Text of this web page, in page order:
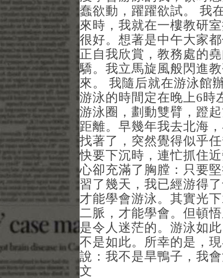
蠢欲動，躍躍欲試。 我
來時，我就在一樓教研
很好。想著是中午大家
正自我欣賞，教務處的
驕。我立馬旋風般閃進
來。 我隨后就在游泳館
游泳的時間定在晚上6時
游泳圈，劃動雙臂，蹬
距離。早幾年我去北海
找著了，突然覺得似乎
快要下沉時，連忙抓住
心卻充滿了胸膛：只要
習了幾天，我已經游得
才能學會游泳。其實光
二脈，才能學會。但頓
是令人迷茫的。游泳如
不是如此。所幸的是，
說：我不是旱鴨子，我
文